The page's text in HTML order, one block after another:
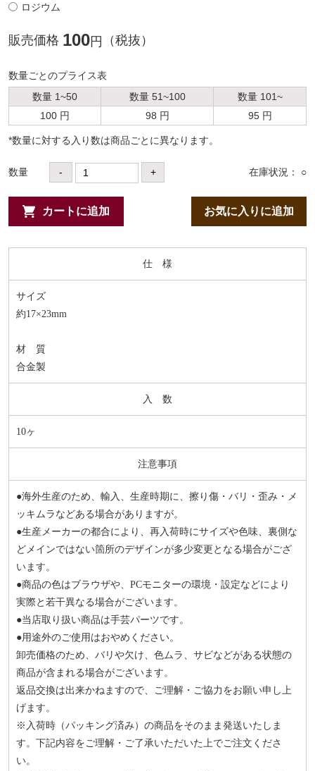
ロジウム
販売価格 100円 （税抜）
数量ごとのプライス表
数量 1~50
数量 51~100
数量 101~
100 円
98 円 95 円
*数量に対する⼊り数は商品ごとに異なります。
数量 - + 在庫状況： ○
カートに追加 お気に入りに追加
仕 様
サイズ
約17×23mm
材 質
合金製
入 数
10ヶ
注意事項
●海外生産のため、輸入、生産時期に、擦り傷・バリ・歪み・メ
ッキムラなどある場合がありますが。
●生産メーカーの都合により、再入荷時にサイズや色味、裏側な
どメインではない箇所のデザインが多少変更となる場合がござ
います。
●商品の色はブラウザや、PCモニターの環境・設定などにより
実際と若干異なる場合がございます。
●当店取り扱い商品は手芸パーツです。
●用途外のご使用はおやめください。
卸売価格のため、バリや欠け、色ムラ、サビなどがある状態の
商品が含まれる場合がございます。
返品交換は出来かねますので、ご理解・ご協力をお願い申し上
げます。
※入荷時（パッキング済み）の商品をそのまま発送いたしま
す。下記内容をご理解・ご了承いただいた上でご注文くださ
い。